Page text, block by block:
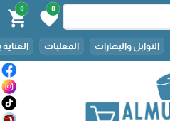
0
favorite
0
shopping_cart
التوابل والبهارات المعلبات